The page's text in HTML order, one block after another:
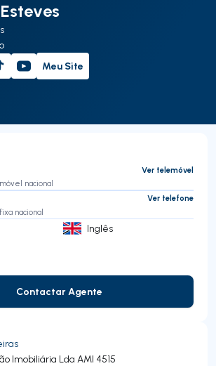
Meu Site
Ver telemóvel
nacional
Ver telefone
nacional
Inglês
Contactar Agente
Contactar Agente
Imobiliária Lda AMI 4515